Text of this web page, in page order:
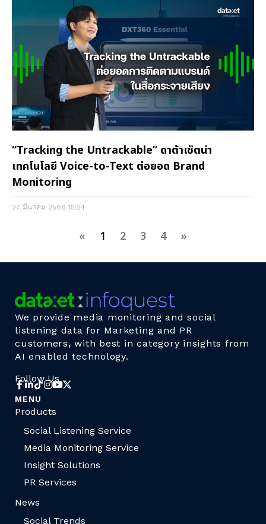
“Tracking the Untrackable” ดาต้าเซ็ตนำ
เทคโนโลยี Voice-to-Text ต่อยอด Brand
Monitoring
27 มีนาคม 2568 15:24
« 1 2 3 4 »
We provide media monitoring and social
listening data for Marketing and PR
customers, with best in category insights from
AI enabled technology.
Follow Us
MENU
Products
Social Listening Service
Media Monitoring Service
Insight Solutions
PR Services
News
Social Trends